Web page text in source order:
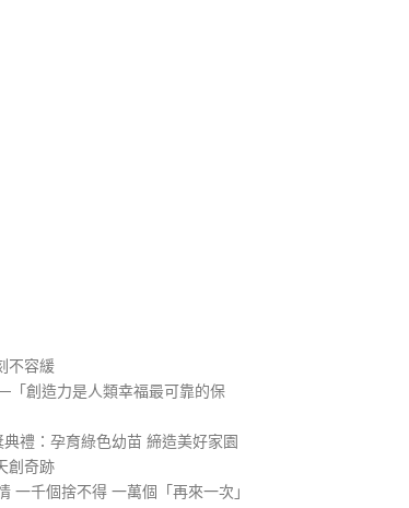
不容緩
「創造力是人類幸福最可靠的保
禮：孕育綠色幼苗 締造美好家園
創奇跡
一千個捨不得 一萬個「再來一次」